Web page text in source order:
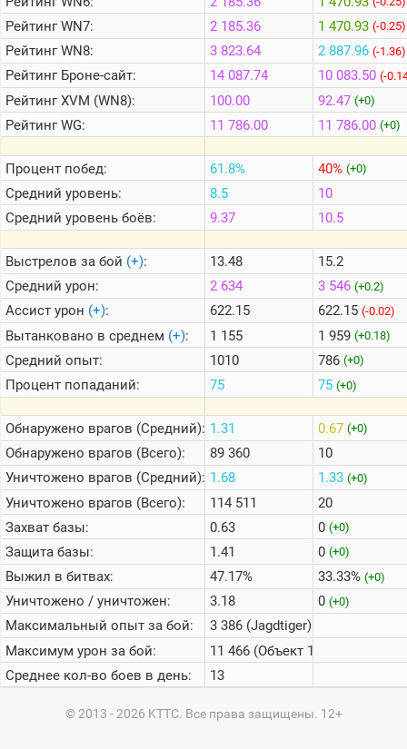
ВК
Портал
Мира
Танков
РейтингWN7:
РейтингWN8:
РейтингБроне-сайт:
РейтингXVM (WN8):
РейтингWG:
Процент побед:
Средний уровень:
Средний уровень боёв:
Выстрелов за бой (+):
Средний урон:
Ассист урон (+):
Вытанковано в среднем (+):
Средний опыт:
Процент попаданий:
Обнаружено врагов (Средний):
Обнаружено врагов (Всего):
Уничтожено врагов (Средний):
Уничтожено врагов (Всего):
Захват базы:
Защита базы:
Выжил в битвах:
Уничтожено / уничтожен:
Максимальный опыт за бой:
Максимум урон за бой:
Среднее кол-во боев в день:
2 185.36
3 823.64
14 087.74
100.00
11 786.00
61.8%
8.5
9.37
13.48
2 634
622.15
1 155
1010
75
1.31
89 360
1.68
114 511
0.63
1.41
47.17%
3.18
3 386 (Jagdtiger)
11 466 (Объект 140)
13
1 470.93 (-0.25)
2 887.96 (-1.36)
10 083.50 (-
92.47 (+0)
11 786.00 (+0)
40% (+0)
10
10.5
15.2
3 546 (+0.2)
622.15 (-0.02)
1 959 (+0.18)
786 (+0)
75 (+0)
0.67 (+0)
10
1.33 (+0)
20
0 (+0)
0 (+0)
33.33% (+0)
0 (+0)
© 2013 - 2026 KTTC. Все права защищены. 12+